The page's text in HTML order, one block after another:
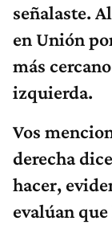
señalaste.
en Unión
más
izquierda.
Vos
derecha
hacer,
evalúan